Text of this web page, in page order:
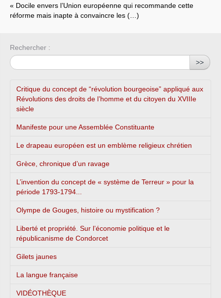
« Docile envers l’Union européenne qui recommande cette
réforme mais inapte à convaincre les (…)
Rechercher :
>>
Critique du concept de “révolution bourgeoise” appliqué aux
Révolutions des droits de l’homme et du citoyen du XVIIIe
siècle
Manifeste pour une Assemblée Constituante
Le drapeau européen est un emblème religieux chrétien
Grèce, chronique d’un ravage
L’invention du concept de « système de Terreur » pour la
période 1793-1794...
Olympe de Gouges, histoire ou mystification ?
Liberté et propriété. Sur l’économie politique et le
républicanisme de Condorcet
Gilets jaunes
La langue française
VIDÉOTHÈQUE